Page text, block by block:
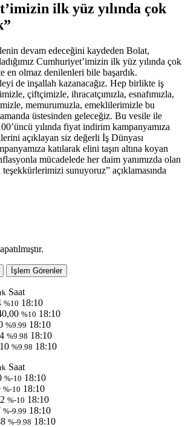
ilk yüz yılında çok
devam edeceğini kaydeden Bolat,
Cumhuriyet’imizin ilk yüz yılında çok
en olmaz denilenleri bile başardık.
de inşallah kazanacağız. Hep birlikte iş
çiftçimizle, ihracatçımızla, esnafımızla,
memurumuzla, emeklilerimizle bu
üstesinden geleceğiz. Bu vesile ile
yılında fiyat indirim kampanyamıza
açıklayan siz değerli İş Dünyası
katılarak elini taşın altına koyan
mücadelede her daim yanımızda olan
sunuyoruz” açıklamasında
İşlem Görenler
Saat
%10 18:10
%10 18:10
%9.99 18:10
%9.98 18:10
%9.98 18:10
Saat
%-10 18:10
%-10 18:10
%-10 18:10
%-9.99 18:10
%-9.98 18:10